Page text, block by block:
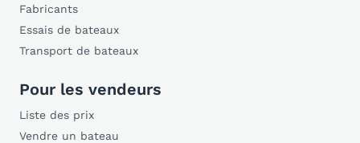
Fabricants
Essais de bateaux
Transport de bateaux
Pour les vendeurs
Liste des prix
Vendre un bateau